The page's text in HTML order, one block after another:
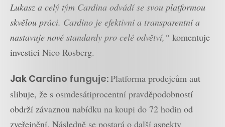
Lukasz a celý tým Cardina odvádí se svou platformou
skvělou práci. Cardino je efektivní a transparentní a
nastavuje nové standardy pro celé odvětví,“ komentuje
investici Nico Rosberg.
Jak Cardino funguje:Platforma prodejcům aut
slibuje, že s osmdesátiprocentní pravděpodobností
obdrží závaznou nabídku na koupi do 72 hodin od
zveřejnění. Následně se postará o další aspekty